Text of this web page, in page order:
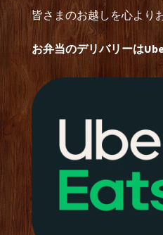
皆さまのお越しを心より
お弁当のデリバリーは